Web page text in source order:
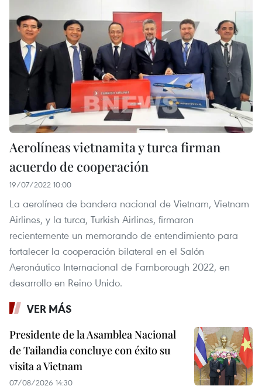
Aerolíneas vietnamita y turca firman
acuerdo de cooperación
19/07/2022 10:00
La aerolínea de bandera nacional de Vietnam, Vietnam
Airlines, y la turca, Turkish Airlines, firmaron
recientemente un memorando de entendimiento para
fortalecer la cooperación bilateral en el Salón
Aeronáutico Internacional de Farnborough 2022, en
desarrollo en Reino Unido.
VER MÁS
Presidente de la Asamblea Nacional
de Tailandia concluye con éxito su
visita a Vietnam
07/08/2026 14:30